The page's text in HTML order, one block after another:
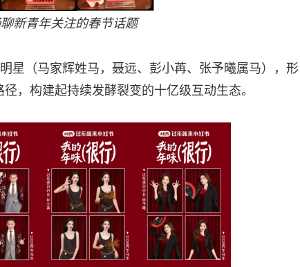
新青年关注的春节话题
（马家辉姓马，聂远、彭小苒、张予曦属马），形
，构建起持续发酵裂变的十亿级互动生态。